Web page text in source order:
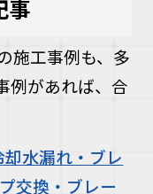
事
施工事例も、多
例があれば、合
却水漏れ・ブレ
交換・ブレー